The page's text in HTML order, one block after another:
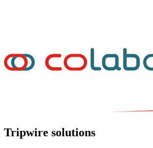
Tripwire solutions